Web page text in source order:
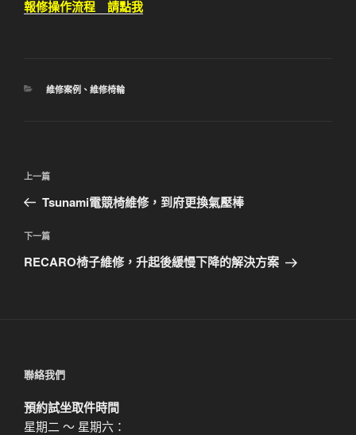
報修操作流程 請點我
分
維修案例 、 維修椅輪
文
導
覽
上
一
文
章
上一篇
Tsunami電競椅維修，到府更換氣壓棒
下
一
下一篇
RECARO椅子維修，升起後緩慢下降的解決方案
聯絡我們
預約試坐取件時間
星期二 ～ 星期六：